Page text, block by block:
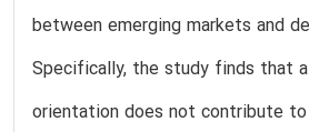
between emerging markets and
Specifically, the study finds that
orientation does not contribute